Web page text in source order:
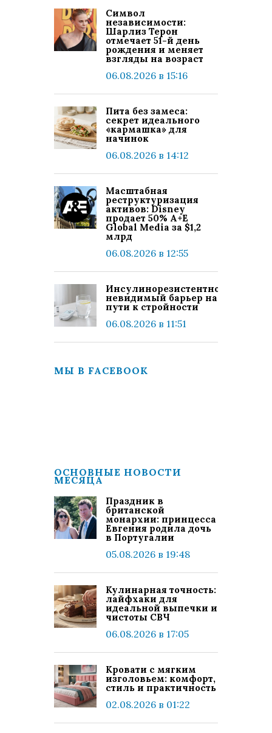
Символ
независимости:
Шарлиз Терон
отмечает 51-й день
рождения и меняет
взгляды на возраст
06.08.2026 в 15:16
Пита без замеса:
секрет идеального
«кармашка» для
начинок
06.08.2026 в 14:12
Масштабная
реструктуризация
активов: Disney
продает 50% A+E
Global Media за $1,2
млрд
06.08.2026 в 12:55
Инсулинорезистентность:
невидимый барьер на
пути к стройности
06.08.2026 в 11:51
МЫ В FACEBOOK
ОСНОВНЫЕ НОВОСТИ
МЕСЯЦА
Праздник в
британской
монархии: принцесса
Евгения родила дочь
в Португалии
05.08.2026 в 19:48
Кулинарная точность:
лайфхаки для
идеальной выпечки и
чистоты СВЧ
06.08.2026 в 17:05
Кровати с мягким
изголовьем: комфорт,
стиль и практичность
02.08.2026 в 01:22